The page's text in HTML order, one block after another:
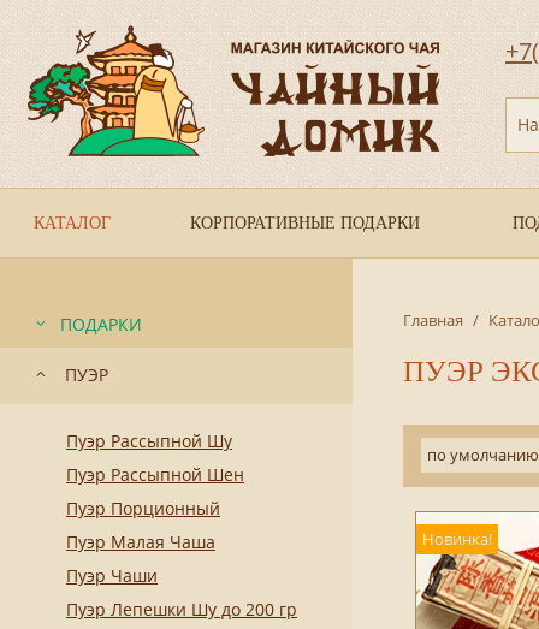
КАТАЛОГ КОРПОРАТИВНЫЕ ПОДАРКИ
ПОДАРКИ
ПУЭР
Пуэр Рассыпной Шу
Пуэр Рассыпной Шен
Пуэр Порционный
Пуэр Малая Чаша
Пуэр Чаши
Пуэр Лепешки Шу до 200 гр
Главная /
ПУЭР
по умолчанию
Новинка!